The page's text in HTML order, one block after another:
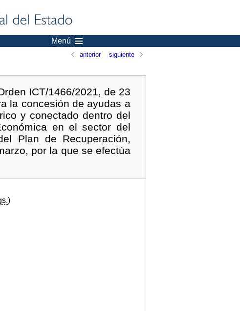
Menú
anterior siguiente
ICT/1466/2021, de 23
la concesión de ayudas a
y conectado dentro del
en el sector del
Plan de Recuperación,
por la que se efectúa
)